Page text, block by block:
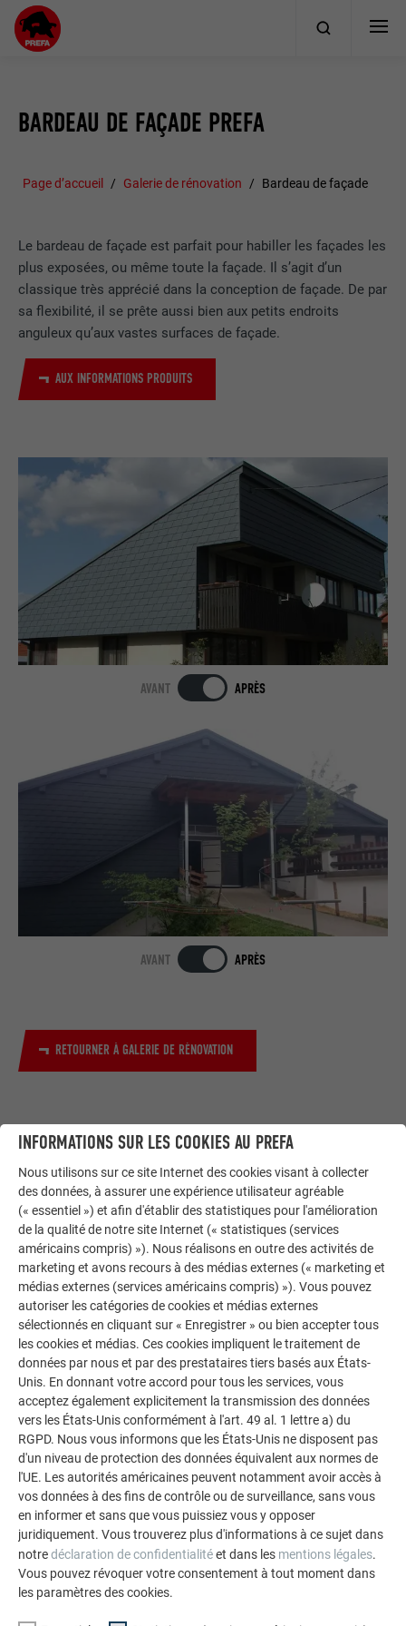
BARDEAU DE FAÇADE PREFA
Page d’accueil Galerie de rénovation Bardeau de façade
Le bardeau de façade est parfait pour habiller les façades les
plus exposées, ou même toute la façade. Il s’agit d’un
classique très apprécié dans la conception de façade. De par
sa flexibilité, il se prête aussi bien aux petits endroits
anguleux qu’aux vastes surfaces de façade.
AUX INFORMATIONS PRODUITS
AVANT APRÈS
AVANT APRÈS
RETOURNER À GALERIE DE RÉNOVATION
Rénovation de façades avec PREFA
De nos jours, la rénovation moderne des façades ne se
limite plus à la simple protection. Les façades en aluminium
PREFA garantissent une qualité durable et peuvent être
combinées de manière flexible, ce qui les rend parfaites pour
la rénovation personnalisée de bâtiments existants.
DÉTAILS SUR LA RÉNOVATION DE LA FAÇADE
INFORMATIONS SUR LES COOKIES AU PREFA
Nous utilisons sur ce site Internet des cookies visant à collecter
des données, à assurer une expérience utilisateur agréable
(« essentiel ») et afin d'établir des statistiques pour l'amélioration
de la qualité de notre site Internet (« statistiques (services
américains compris) »). Nous réalisons en outre des activités de
marketing et avons recours à des médias externes (« marketing et
médias externes (services américains compris) »). Vous pouvez
autoriser les catégories de cookies et médias externes
sélectionnés en cliquant sur « Enregistrer » ou bien accepter tous
les cookies et médias. Ces cookies impliquent le traitement de
données par nous et par des prestataires tiers basés aux États-
Unis. En donnant votre accord pour tous les services, vous
acceptez également explicitement la transmission des données
vers les États-Unis conformément à l'art. 49 al. 1 lettre a) du
RGPD. Nous vous informons que les États-Unis ne disposent pas
d'un niveau de protection des données équivalent aux normes de
l'UE. Les autorités américaines peuvent notamment avoir accès à
vos données à des fins de contrôle ou de surveillance, sans vous
en informer et sans que vous puissiez vous y opposer
juridiquement. Vous trouverez plus d'informations à ce sujet dans
notredéclaration de confidentialitéet dans les mentions légales.
Vous pouvez révoquer votre consentement à tout moment dans
les paramètres des cookies.